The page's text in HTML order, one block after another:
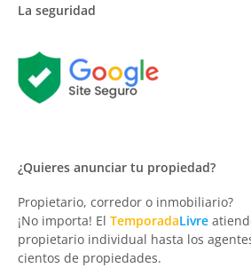
La seguridad
¿Quieres anunciar tu propiedad?
Propietario, corredor o inmobiliario?
¡No importa! El TemporadaLivre
propietario individual hasta los
cientos de propiedades.